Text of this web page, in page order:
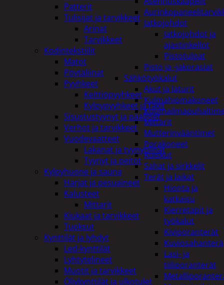
Jatkojohdot
Jatkojohdot ja
ajastinkellot
Pistotulpat
Pisto ja -jakorasiat
Sähkötyökalut
Akut ja laturit
Kulmahiomakoneet
Mittarit
Mutterinvääntimet
Porakoneet
Ruiskut
Sahat ja sirkkelit
Terät ja laikat
Hionta ja
katkaisu
Kierretapit ja
työkalut
Kiviporanterät
Kuviosahanterä
Lasi- ja
tiiliporanterät
Patterit
Tulisijat ja tarvikkeet
Arinat
Tarvikkeet
Kodintekstiilit
Matot
Pöytäliinat
Pyyhkeet
Keittiöpyyhkeet
Kylpypyyhkeet ja takit
Sisustustyynyt ja päälliset
Verhot ja tarvikkeet
Vuodevaatteet
Lakanat ja tyynynlinat
Tyynyt ja peitot
Kylpyhuone ja sauna
Harjat ja pesuaineet
Kalusteet
Mittarit
Kiukaat ja tarvikkeet
Tuoksut
Kynttilät ja lyhdyt
Led-kynttilät
Lyhtytelineet
Muotit ja tarvikkeet
Öljykynttilät ja ulkotulet